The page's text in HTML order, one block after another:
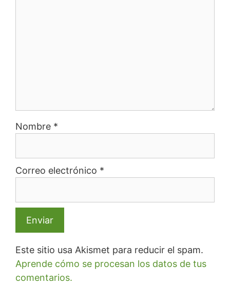
Nombre *
Correo electrónico *
Este sitio usa Akismet para reducir el spam.
Aprende cómo se procesan los datos de tus
comentarios.